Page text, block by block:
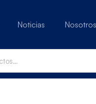
Noticias Nosotros